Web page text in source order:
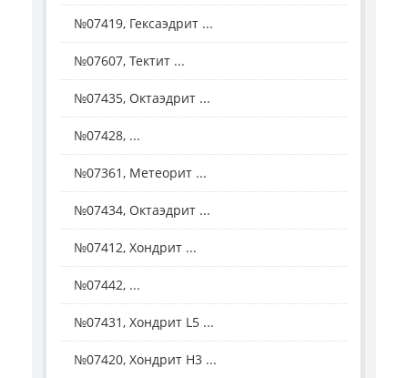
№07419, Гексаэдрит ...
№07607, Тектит ...
№07435, Октаэдрит ...
№07428, ...
№07361, Метеорит ...
№07434, Октаэдрит ...
№07412, Хондрит ...
№07442, ...
№07431, Хондрит L5 ...
№07420, Хондрит Н3 ...